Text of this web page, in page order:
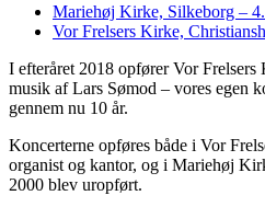
Mariehøj Kirke, Silkeborg –
Vor Frelsers Kirke,
I efteråret 2018 opfører Vor Frelsers
musik af Lars Sømod – vores egen
gennem nu 10 år.
Koncerterne opføres både i Vor
organist og kantor, og i Mariehøj
2000 blev uropført.